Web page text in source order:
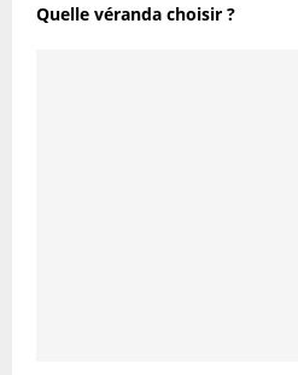
Quelle véranda choisir ?